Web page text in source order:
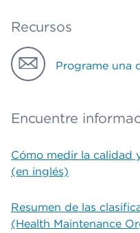
Recursos
Programe una
Encuentre
Cómo medir la calidad
(en inglés)
Resumen de las
(Health Maintenance